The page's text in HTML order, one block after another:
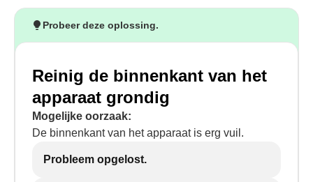
Probeer deze oplossing.
Reinig de binnenkant van het
apparaat grondig
Mogelijke oorzaak:
De binnenkant van het apparaat is erg vuil.
Probleem opgelost.